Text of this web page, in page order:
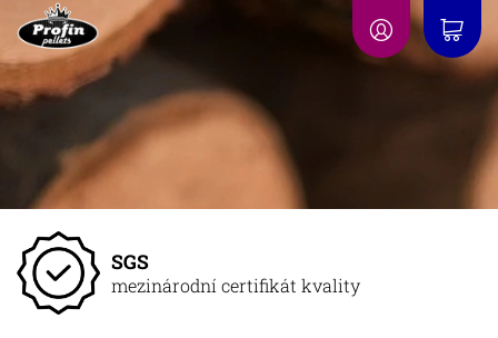
SGS
mezinárodní certifikát kvality